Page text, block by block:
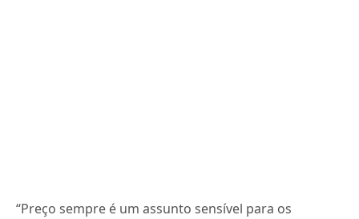
“Preço sempre é um assunto sensível para os